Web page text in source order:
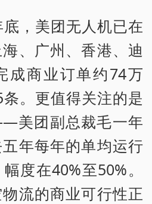
，美团无人机已在
、广州、香港、迪
成商业订单约74万
。更值得关注的是
美团副总裁毛一年
年每年的单均运行
度在40%至50%。
流的商业可行性正